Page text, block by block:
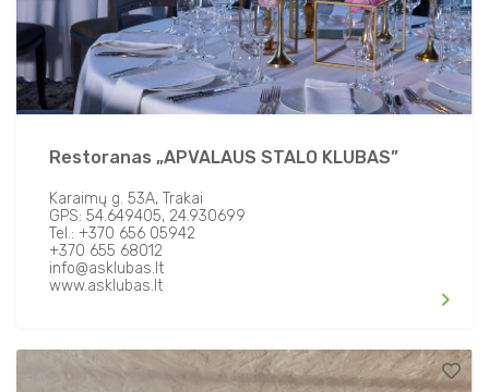
Restoranas „APVALAUS STALO KLUBAS”
Karaimų g. 53A, Trakai
GPS: 54.649405, 24.930699
Tel.: +370 656 05942
+370 655 68012
info@asklubas.lt
www.asklubas.lt